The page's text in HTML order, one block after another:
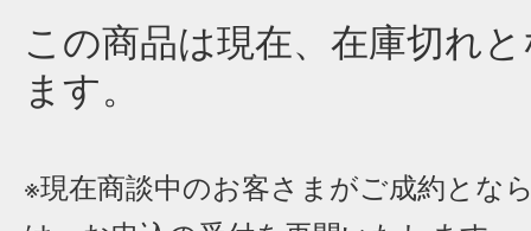
この商品は現在、在庫切れ
ます。
※現在商談中のお客さまがご成約とな